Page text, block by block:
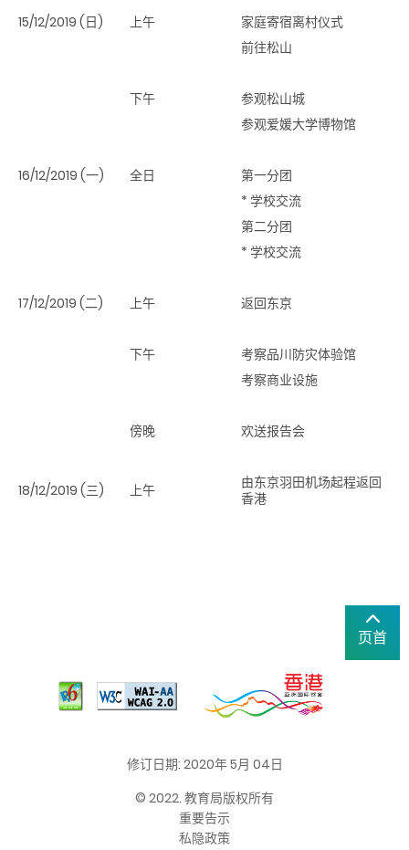
15/12/2019 (日) 上午
家庭寄宿离村仪式
前往松山
下午
参观松山城
参观爱媛大学博物馆
16/12/2019 (一) 全日
第一分团
* 学校交流
第二分团
* 学校交流
17/12/2019 (二) 上午 返回东京
下午
考察品川防灾体验馆
考察商业设施
傍晚 欢送报告会
18/12/2019 (三) 上午
由东京羽田机场起程返回
香港
页首
修订日期: 2020年 5月 04日
© 2022. 教育局版权所有
重要告示
私隐政策